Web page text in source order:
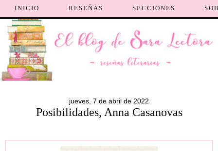
INICIO RESEÑAS SECCIONES
jueves, 7 de abril de 2022
Posibilidades, Anna Casanovas